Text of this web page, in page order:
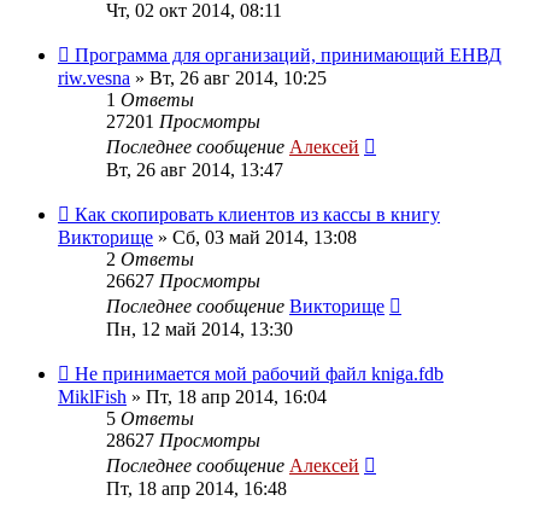
Чт, 02 окт 2014, 08:11
Программа для организаций, принимающий ЕНВД
riw.vesna » Вт, 26 авг 2014, 10:25
1 Ответы
27201 Просмотры
Последнее сообщение Алексей
Вт, 26 авг 2014, 13:47
Как скопировать клиентов из кассы в книгу
Викторище » Сб, 03 май 2014, 13:08
2 Ответы
26627 Просмотры
Последнее сообщение Викторище
Пн, 12 май 2014, 13:30
Не принимается мой рабочий файл kniga.fdb
MiklFish » Пт, 18 апр 2014, 16:04
5 Ответы
28627 Просмотры
Последнее сообщение Алексей
Пт, 18 апр 2014, 16:48